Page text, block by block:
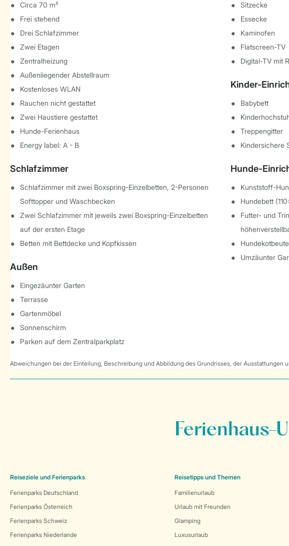
Circa 70 m²
Frei stehend
Drei Schlafzimmer
Zwei Etagen
Zentralheizung
Außenliegender Abstellraum
Kostenloses WLAN
Rauchen nicht gestattet
Zwei Haustiere gestattet
Hunde-Ferienhaus
Energy label: A - B
Schlafzimmer
Schlafzimmer mit zwei Boxspring-Einzelbetten, 2-Personen
Softtopper und Waschbecken
Zwei Schlafzimmer mit jeweils zwei Boxspring-Einzelbetten
auf der ersten Etage
Betten mit Bettdecke und Kopfkissen
Außen
Eingezäunter Garten
Terrasse
Gartenmöbel
Sonnenschirm
Parken auf dem Zentralparkplatz
Sitzecke
Essecke
Kaminofen
Flatscreen-TV
Digital-TV mit
Kinder-
Babybett
Treppengitter
Kindersichere
Hunde-
Kunststoff-
Hundebett
Futter- und
Umzäunter
Abweichungen bei der Einteilung, Beschreibung und Abbildung des Grundrisses, der Ausstattungen
Ferienhaus-
Reiseziele und Ferienparks
Ferienparks Deutschland
Ferienparks Österreich
Ferienparks Schweiz
Ferienparks Niederlande
Reisetipps und Themen
Familienurlaub
Urlaub mit Freunden
Glamping
Luxusurlaub